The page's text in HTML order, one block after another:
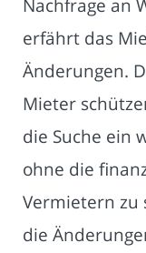
Nachfrage an
erfährt das
Änderungen.
Mieter
die Suche ein
ohne die
Vermietern zu
die